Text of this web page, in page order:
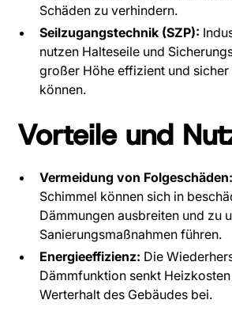
Schäden zu verhindern.
Seilzugangstechnik (SZP):
nutzen Halteseile und
großer Höhe effizient und
können.
Vorteile und
Vermeidung von Folgeschäden:
Schimmel können sich in
Dämmungen ausbreiten und zu
Sanierungsmaßnahmen führen.
Energieeffizienz: Die
Dämmfunktion senkt
Werterhalt des Gebäudes bei.